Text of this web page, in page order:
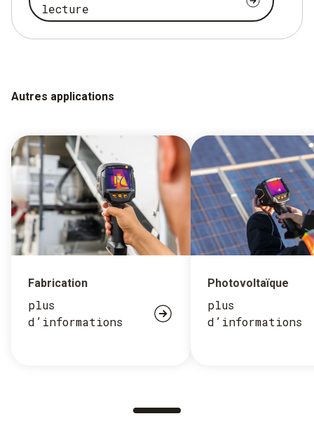
lecture
Autres applications
Fabrication
plus
d’informations
Photovoltaïque
plus
d’informations